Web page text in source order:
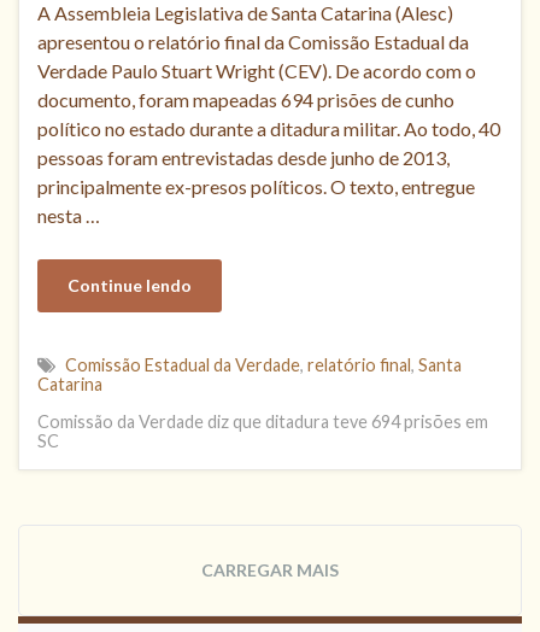
A Assembleia Legislativa de Santa Catarina (Alesc)
apresentou o relatório final da Comissão Estadual da
Verdade Paulo Stuart Wright (CEV). De acordo com o
documento, foram mapeadas 694 prisões de cunho
político no estado durante a ditadura militar. Ao todo, 40
pessoas foram entrevistadas desde junho de 2013,
principalmente ex-presos políticos. O texto, entregue
nesta …
Continue lendo
Comissão Estadual da Verdade, relatório final, Santa
Catarina
Comissão da Verdade diz que ditadura teve 694 prisões em
SC
CARREGAR MAIS